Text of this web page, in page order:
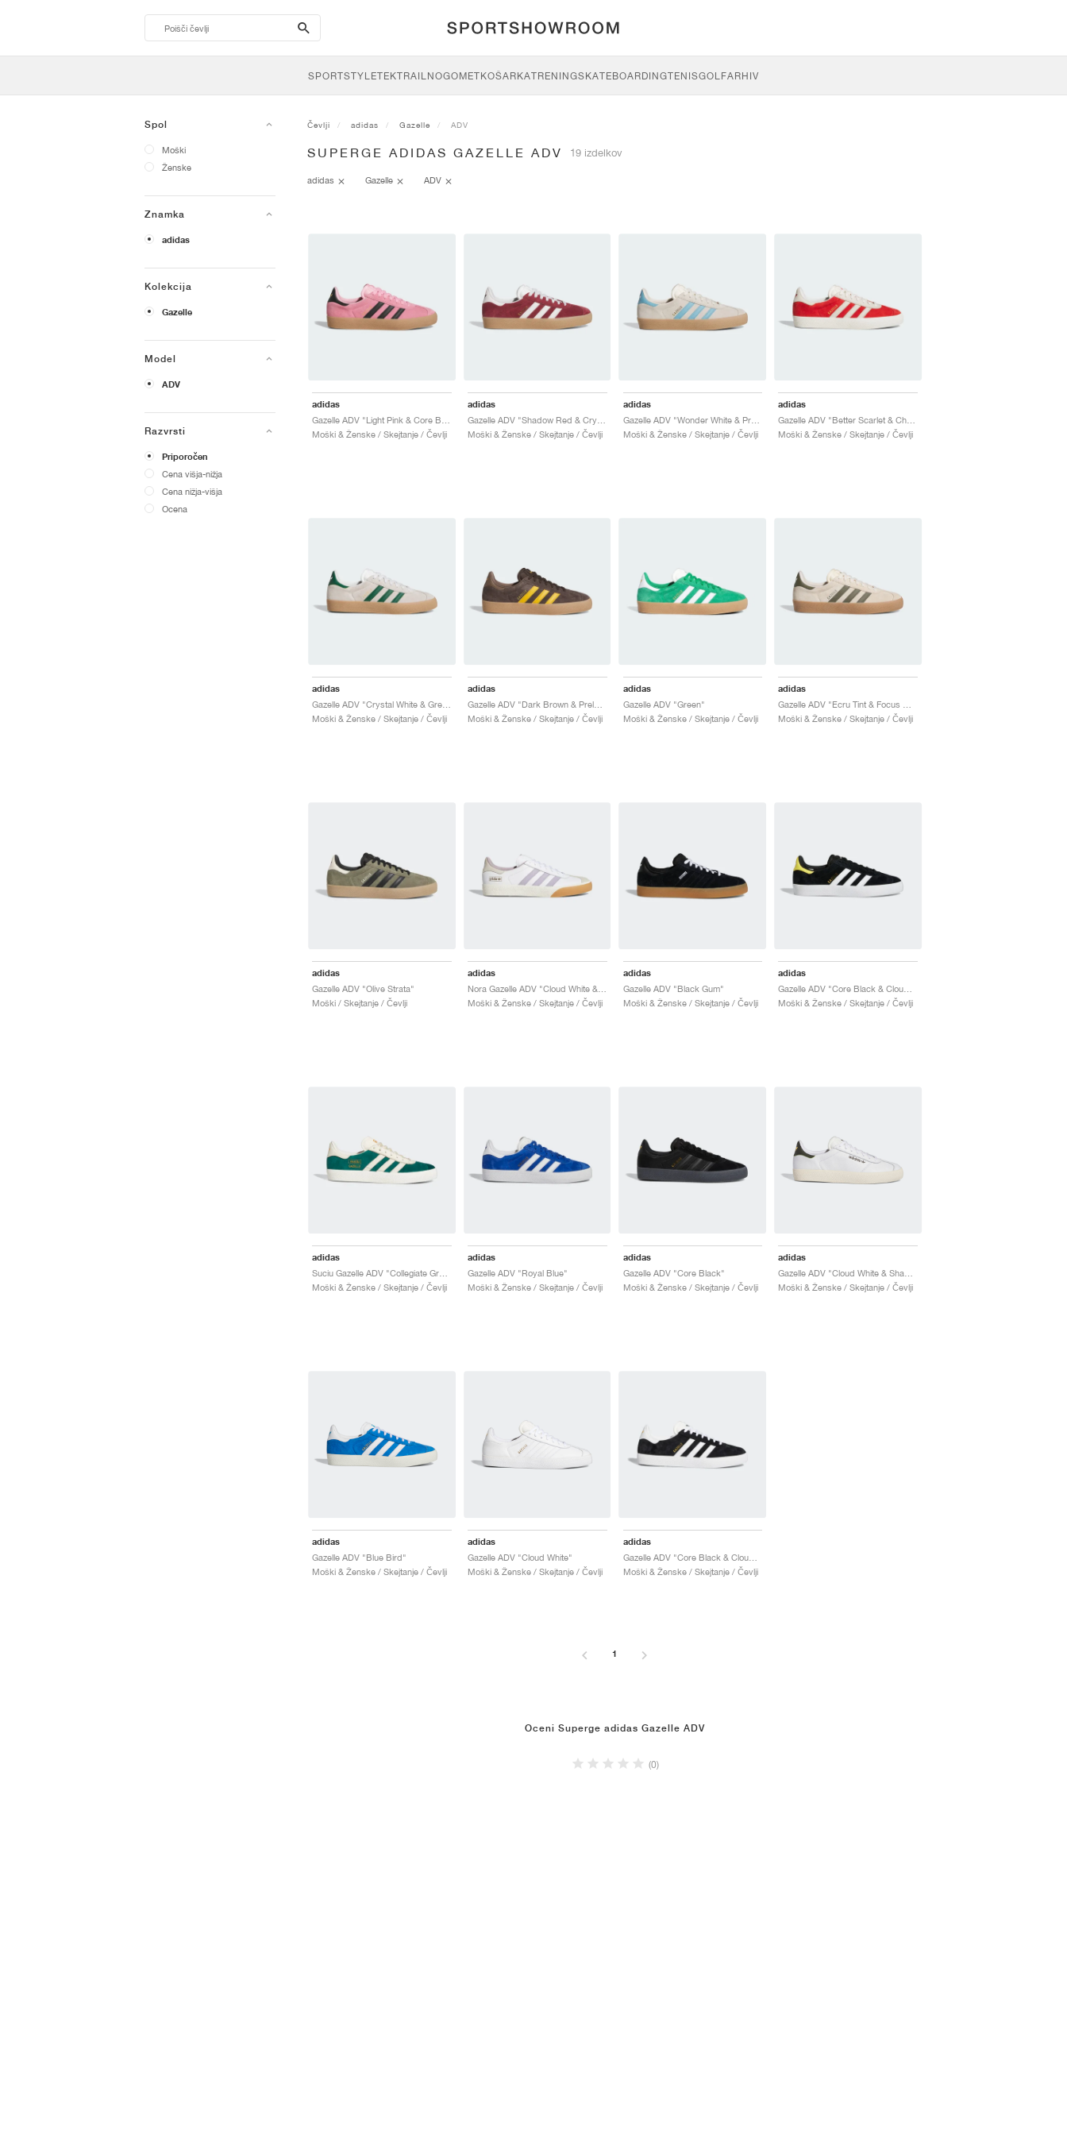
search-
btn
SPORTSTYLETEKTRAILNOGOMETKOŠARKATRENINGSKATEBOARDINGTENISGOLFARHIV
Spol
Moški
Ženske
Znamka
adidas
Kolekcija
Gazelle
Model
ADV
Razvrsti
Priporočen
Cena višja-nižja
Cena nižja-višja
Ocena
Čevlji adidas Gazelle ADV
SUPERGE ADIDAS GAZELLE ADV 19 izdelkov
adidas Gazelle ADV
adidas
Moški & Ženske / Skejtanje / Čevlji
adidas
Gazelle ADV "Shadow Red & Crystal White"
Moški & Ženske / Skejtanje / Čevlji
adidas
Gazelle ADV "Wonder White & Preloved Blue"
Moški & Ženske / Skejtanje / Čevlji
adidas
Moški & Ženske / Skejtanje / Čevlji
adidas
Moški & Ženske / Skejtanje / Čevlji
adidas
Gazelle ADV "Dark Brown & Preloved Yellow"
Moški & Ženske / Skejtanje / Čevlji
adidas
Gazelle ADV "Green"
Moški & Ženske / Skejtanje / Čevlji
adidas
Moški & Ženske / Skejtanje / Čevlji
adidas
Gazelle ADV "Olive Strata"
Moški / Skejtanje / Čevlji
adidas
Moški & Ženske / Skejtanje / Čevlji
adidas
Gazelle ADV "Black Gum"
Moški & Ženske / Skejtanje / Čevlji
adidas
Moški & Ženske / Skejtanje / Čevlji
adidas
Moški & Ženske / Skejtanje / Čevlji
adidas
Gazelle ADV "Royal Blue"
Moški & Ženske / Skejtanje / Čevlji
adidas
Gazelle ADV "Core Black"
Moški & Ženske / Skejtanje / Čevlji
adidas
Moški & Ženske / Skejtanje / Čevlji
adidas
Gazelle ADV "Blue Bird"
Moški & Ženske / Skejtanje / Čevlji
adidas
Gazelle ADV "Cloud White"
Moški & Ženske / Skejtanje / Čevlji
adidas
Gazelle ADV "Core Black & Cloud White"
Moški & Ženske / Skejtanje / Čevlji
1
Oceni Superge adidas Gazelle ADV
(0)